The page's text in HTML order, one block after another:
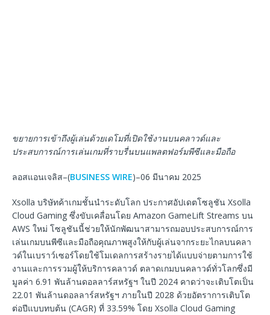
ขยายการเข้าถึงผู้เล่นด้วยเดโมที่เปิดใช้งานบนคลาวด์และ
ประสบการณ์การเล่นเกมที่ราบรื่นบนแพลตฟอร์มพีซีและมือถือ
ลอสแอนเจลิส–(BUSINESS WIRE)–06 มีนาคม 2025
Xsolla บริษัทค้าเกมชั้นนำระดับโลก ประกาศอัปเดตโซลูชัน Xsolla
Cloud Gaming ซึ่งขับเคลื่อนโดย Amazon GameLift Streams บน
AWS ใหม่ โซลูชันนี้ช่วยให้นักพัฒนาสามารถมอบประสบการณ์การ
เล่นเกมบนพีซีและมือถือคุณภาพสูงให้กับผู้เล่นจากระยะไกลบนคลา
วด์ในเบราว์เซอร์โดยใช้โมเดลการสร้างรายได้แบบจ่ายตามการใช้
งานและการรวมผู้ให้บริการคลาวด์ ตลาดเกมบนคลาวด์ทั่วโลกซึ่งมี
มูลค่า 6.91 พันล้านดอลลาร์สหรัฐฯ ในปี 2024 คาดว่าจะเติบโตเป็น
22.01 พันล้านดอลลาร์สหรัฐฯ ภายในปี 2028 ด้วยอัตราการเติบโต
ต่อปีแบบทบต้น (CAGR) ที่ 33.59% โดย Xsolla Cloud Gaming